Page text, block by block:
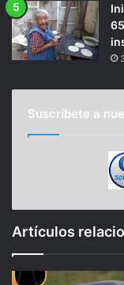
Suscríbete a
Artículos